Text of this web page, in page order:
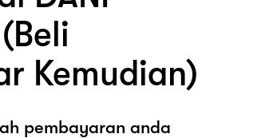
Kemudian)
pembayaran anda